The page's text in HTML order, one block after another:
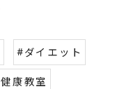
#ダイエット
康教室